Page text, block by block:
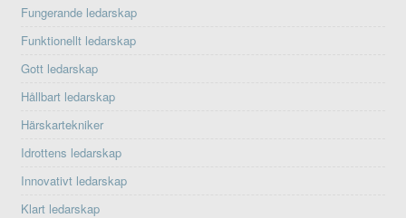
Fungerande ledarskap
Funktionellt ledarskap
Gott ledarskap
Hållbart ledarskap
Härskartekniker
Idrottens ledarskap
Innovativt ledarskap
Klart ledarskap